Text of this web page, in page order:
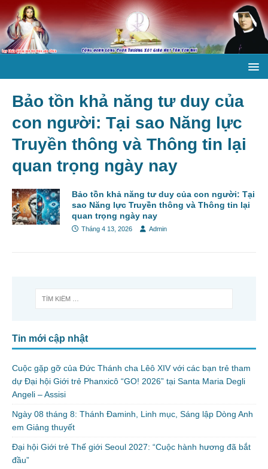
Bảo tồn khả năng tư duy của
con người: Tại sao Năng lực
Truyền thông và Thông tin lại
quan trọng ngày nay
Bảo tồn khả năng tư duy của con người: Tại
sao Năng lực Truyền thông và Thông tin lại
quan trọng ngày nay
Tháng 4 13, 2026 Admin
Tin mới cập nhật
Cuộc gặp gỡ của Đức Thánh cha Lêô XIV với các bạn trẻ tham
dự Đại hội Giới trẻ Phanxicô “GO! 2026” tại Santa Maria Degli
Angeli – Assisi
Ngày 08 tháng 8: Thánh Đaminh, Linh mục, Sáng lập Dòng Anh
em Giảng thuyết
Đại hội Giới trẻ Thế giới Seoul 2027: “Cuộc hành hương đã bắt
đầu”